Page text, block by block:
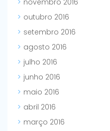
outubro 2016
setembro 2016
agosto 2016
julho 2016
junho 2016
maio 2016
abril 2016
março 2016